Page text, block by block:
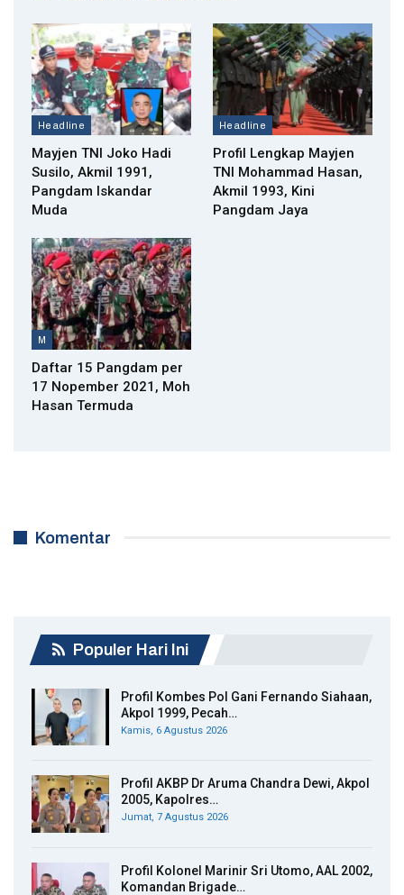
Headline
Mayjen TNI Joko Hadi
Susilo, Akmil 1991,
Pangdam Iskandar
Muda
Headline
Profil Lengkap Mayjen
TNI Mohammad Hasan,
Akmil 1993, Kini
Pangdam Jaya
M
Daftar 15 Pangdam per
17 Nopember 2021, Moh
Hasan Termuda
Komentar
Populer Hari Ini
Profil Kombes Pol Gani Fernando Siahaan,
Akpol 1999, Pecah…
Kamis, 6 Agustus 2026
Profil AKBP Dr Aruma Chandra Dewi, Akpol
2005, Kapolres…
Jumat, 7 Agustus 2026
Profil Kolonel Marinir Sri Utomo, AAL 2002,
Komandan Brigade…